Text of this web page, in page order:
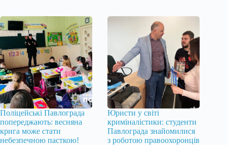
Поліцейські Павлограда
попереджають: весняна
крига може стати
небезпечною пасткою!
Юристи у світі
криміналістики: студенти
Павлограда знайомилися
з роботою правоохоронців